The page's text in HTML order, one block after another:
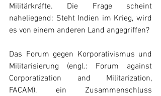
Militärkräfte. Die Frage scheint
naheliegend: Steht Indien im Krieg, wird
es von einem anderen Land angegriffen?
Das Forum gegen Korporativismus und
Militarisierung (engl.: Forum against
Corporatization and Militarization,
FACAM), ein Zusammenschluss